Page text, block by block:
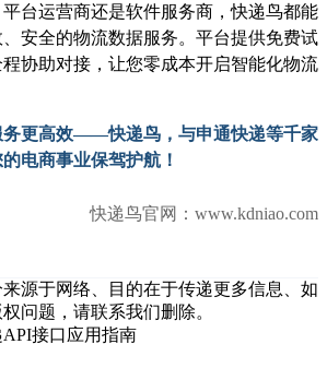
台运营商还是软件服务商，快递鸟都能
安全的物流数据服务。平台提供免费试
协助对接，让您零成本开启智能化物流
更高效——快递鸟，与申通快递等千家
电商事业保驾护航！
快递鸟官网： www.kdniao.com
源于网络、目的在于传递更多信息、如
问题，请联系我们删除。
接口应用指南